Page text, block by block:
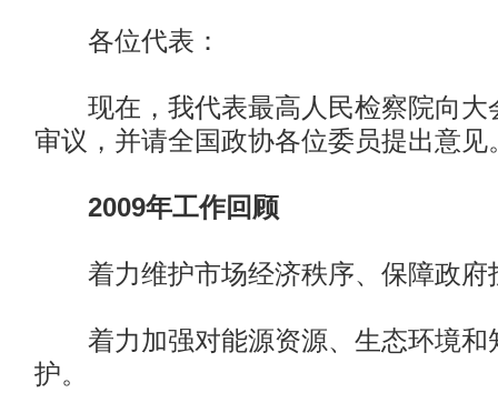
各位代表：
现在，我代表最高人民检察院向大
审议，并请全国政协各位委员提出意见
2009年工作回顾
着力维护市场经济秩序、保障政府
着力加强对能源资源、生态环境和
护。